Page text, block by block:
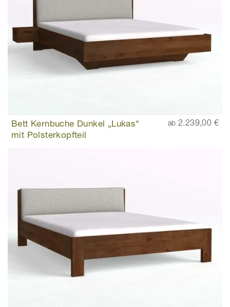
Bett Kernbuche Dunkel „Lukas“
mit Polsterkopfteil
ab 2.239,00 €